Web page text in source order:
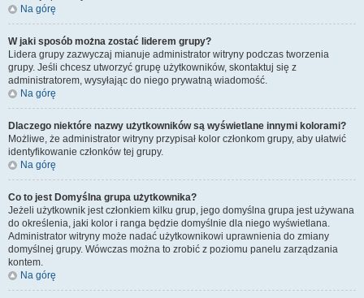
Na górę
W jaki sposób można zostać liderem grupy?
Lidera grupy zazwyczaj mianuje administrator witryny podczas tworzenia
grupy. Jeśli chcesz utworzyć grupę użytkowników, skontaktuj się z
administratorem, wysyłając do niego prywatną wiadomość.
Na górę
Dlaczego niektóre nazwy użytkowników są wyświetlane innymi kolorami?
Możliwe, że administrator witryny przypisał kolor członkom grupy, aby ułatwić
identyfikowanie członków tej grupy.
Na górę
Co to jest Domyślna grupa użytkownika?
Jeżeli użytkownik jest członkiem kilku grup, jego domyślna grupa jest używana
do określenia, jaki kolor i ranga będzie domyślnie dla niego wyświetlana.
Administrator witryny może nadać użytkownikowi uprawnienia do zmiany
domyślnej grupy. Wówczas można to zrobić z poziomu panelu zarządzania
kontem.
Na górę